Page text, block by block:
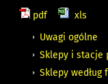
pdf
xls
Uwagi ogólne
Sklepy i stacje
Sklepy